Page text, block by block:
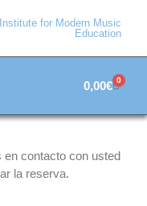
Institute for Modern Music
Education
0,00€ 0
contacto con usted
la reserva.